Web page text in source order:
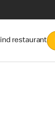
restaurant